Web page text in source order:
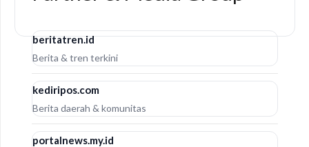
beritatren.id
Berita & tren terkini
kediripos.com
Berita daerah & komunitas
portalnews.my.id